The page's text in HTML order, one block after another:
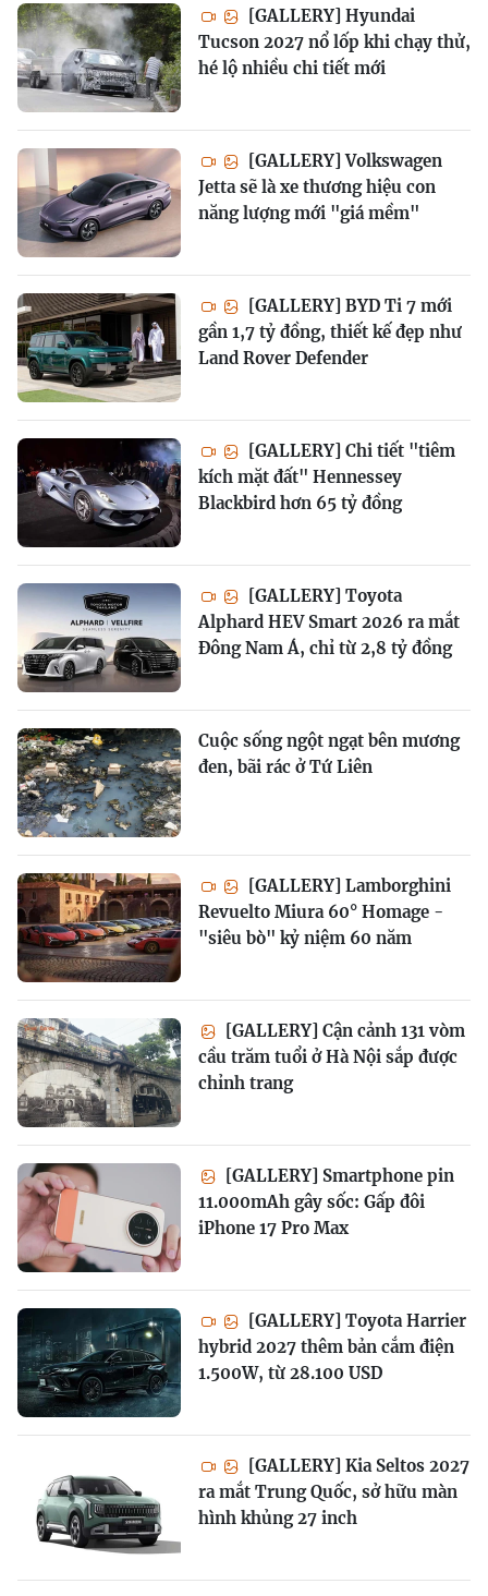
[GALLERY] Hyundai
Tucson 2027 nổ lốp khi chạy thử,
hé lộ nhiều chi tiết mới
[GALLERY] Volkswagen
Jetta sẽ là xe thương hiệu con
năng lượng mới "giá mềm"
[GALLERY] BYD Ti 7 mới
gần 1,7 tỷ đồng, thiết kế đẹp như
Land Rover Defender
[GALLERY] Chi tiết "tiêm
kích mặt đất" Hennessey
Blackbird hơn 65 tỷ đồng
[GALLERY] Toyota
Alphard HEV Smart 2026 ra mắt
Đông Nam Á, chỉ từ 2,8 tỷ đồng
Cuộc sống ngột ngạt bên mương
đen, bãi rác ở Tứ Liên
[GALLERY] Lamborghini
Revuelto Miura 60° Homage -
"siêu bò" kỷ niệm 60 năm
[GALLERY] Cận cảnh 131 vòm
cầu trăm tuổi ở Hà Nội sắp được
chỉnh trang
[GALLERY] Smartphone pin
11.000mAh gây sốc: Gấp đôi
iPhone 17 Pro Max
[GALLERY] Toyota Harrier
hybrid 2027 thêm bản cắm điện
1.500W, từ 28.100 USD
[GALLERY] Kia Seltos 2027
ra mắt Trung Quốc, sở hữu màn
hình khủng 27 inch